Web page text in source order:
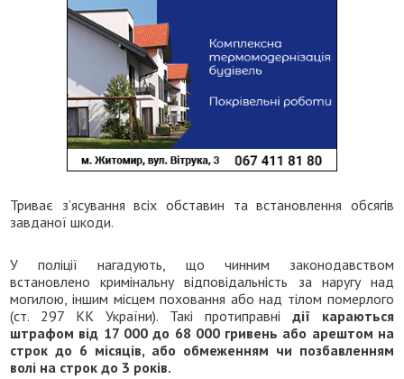
Триває з’ясування всіх обставин та встановлення обсягів
завданої шкоди.
У поліції нагадують, що чинним законодавством
встановлено кримінальну відповідальність за наругу над
могилою, іншим місцем поховання або над тілом померлого
(ст. 297 КК України). Такі протиправні дії караються
штрафом від 17 000 до 68 000 гривень або арештом на
строк до 6 місяців, або обмеженням чи позбавленням
волі на строк до 3 років.